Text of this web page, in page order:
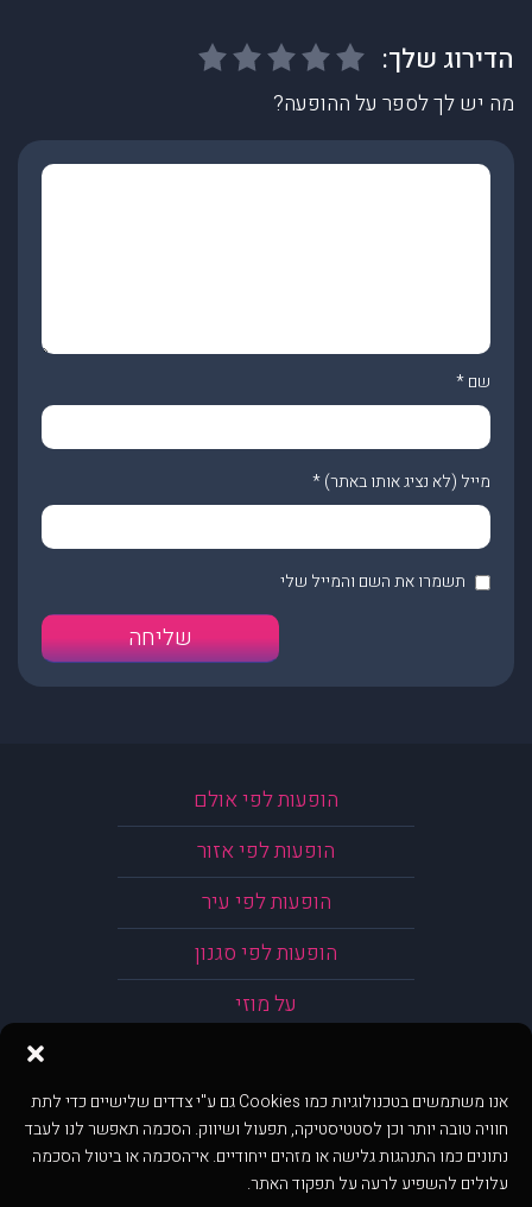
אנו משתמשים בטכנולוגיות כמו Cookies גם ע"י צדדים שלישיים כדי לתת
חוויה טובה יותר וכן לסטטיסטיקה, תפעול ושיווק. הסכמה תאפשר לנו לעבד
נתונים כמו התנהגות גלישה או מזהים ייחודיים. אי־הסכמה או ביטול הסכמה
עלולים להשפיע לרעה על תפקוד האתר.
מה יש לך לספר על ההופעה?
שם*
מייל (לא נציג אותו באתר)*
תשמרו את השם והמייל שלי
הופעות לפי אולם
הופעות לפי אזור
הופעות לפי עיר
הופעות לפי סגנון
על מוזי